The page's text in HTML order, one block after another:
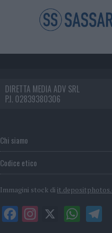
DIRETTA MEDIA ADV SRL
P.I. 02839380306
Chi siamo
Codice etico
Immagini stock di